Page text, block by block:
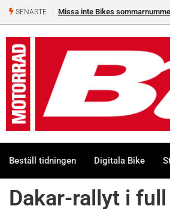
SENASTE Missa inte Bikes
Beställ tidningen Digitala Bike
Dakar-rallyt i